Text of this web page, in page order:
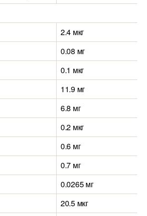
2.4 мкг
0.08 мг
0.1 мкг
11.9 мг
6.8 мг
0.2 мкг
0.6 мг
0.7 мг
0.0265 мг
20.5 мкг